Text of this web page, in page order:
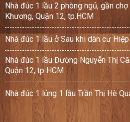
Nhà đúc 1 lầu 2 phòng ngủ, gần
Khương, Quận 12, tp.HCM
Nhà đúc 1 lầu ở Sau khi dân cư
Nhà đúc 1 lầu Đường Nguyễn Thị
Quận 12, tp HCM
Nhà đúc 1 lủng 1 lầu Trần Thị Hè